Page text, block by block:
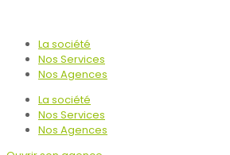
La société
Nos Services
Nos Agences
La société
Nos Services
Nos Agences